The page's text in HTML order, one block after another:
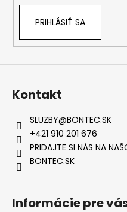
PRIHLÁSIŤ SA
Kontakt
SLUZBY@BONTEC.SK
+421 910 201 676
PRIDAJTE SI NÁS NA
BONTEC.SK
Informácie pre